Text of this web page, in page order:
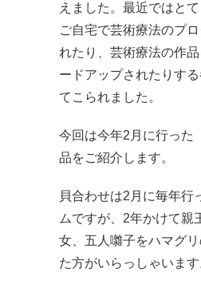
えました。最近ではとて
ご自宅で芸術療法のプ
れたり、芸術療法の作
ードアップされたりす
てこられました。
今回は今年2月に行った
品をご紹介します。
貝合わせは2月に毎年行
ムですが、2年かけて親
女、五人囃子をハマグ
た方がいらっしゃいます